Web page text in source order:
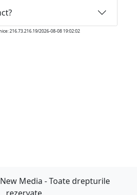
216.73.216.19/2026-08-08 19:02:02
Media - Toate drepturile